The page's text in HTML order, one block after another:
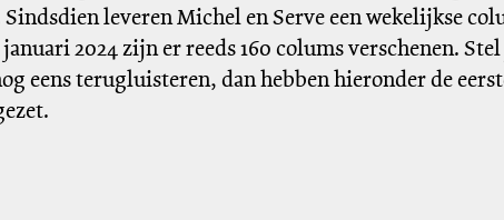
Sindsdien leveren Michel en Serve een wekelijkse
2024 zijn er reeds 160 colums verschenen. Stel
eens terugluisteren, dan hebben hieronder de